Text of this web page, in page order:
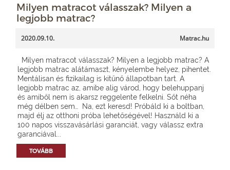
Milyen matracot válasszak? Milyen a
legjobb matrac?
2020.09.10. Matrac.hu
Milyen matracot válasszak? Milyen a legjobb matrac? A
legjobb matrac alátámaszt, kényelembe helyez, pihentet.
Mentálisan és fizikailag is kitűnő állapotban tart. A
legjobb matrac az, amibe alig várod, hogy belehuppanj
és amiből nem is akarsz reggelente felkelni. Sőt néha
még délben sem… Na, ezt keresd! Próbáld ki a boltban,
majd élj az otthoni próba lehetőségével! Használd ki a
100 napos visszavásárlási garanciát, vagy válassz extra
garanciával...
TOVÁBB